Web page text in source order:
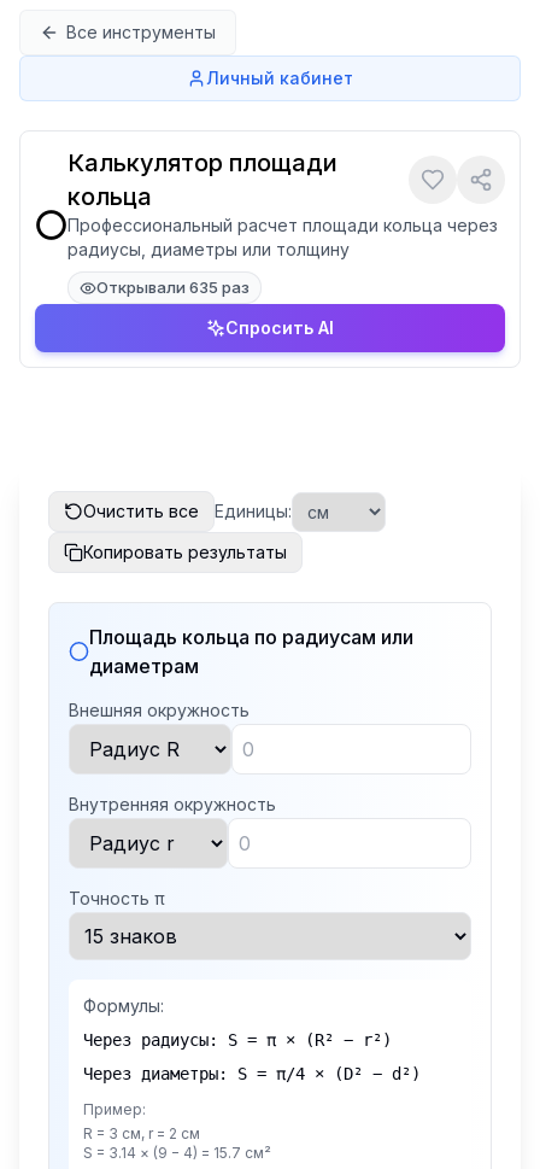
Все инструменты
Личный кабинет
⭕
Калькулятор площади
кольца
Профессиональный расчет площади кольца через
радиусы, диаметры или толщину
Открывали 635 раз
Спросить AI
Очистить все
Единицы:
Копировать результаты
Площадь кольца по радиусам или
диаметрам
Внешняя окружность
Внутренняя окружность
Точность π
Формулы:
Через радиусы: S = π × (R² − r²)
Через диаметры: S = π/4 × (D² − d²)
Пример:
R = 3 см, r = 2 см
S = 3.14 × (9 − 4) = 15.7 см²